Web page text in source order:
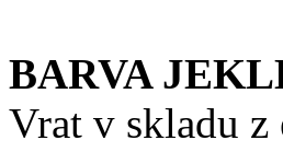
BARVA
Vrat v skladu z